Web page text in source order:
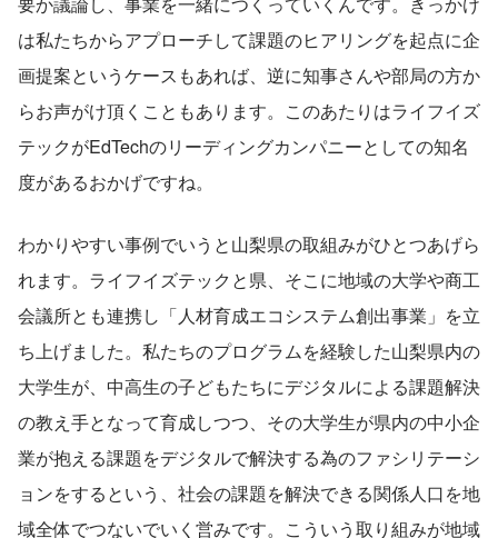
は私たちからアプローチして課題のヒアリングを起点に企
画提案というケースもあれば、逆に知事さんや部局の方か
らお声がけ頂くこともあります。このあたりはライフイズ
テックがEdTechのリーディングカンパニーとしての知名
度があるおかげですね。
わかりやすい事例でいうと山梨県の取組みがひとつあげら
れます。ライフイズテックと県、そこに地域の大学や商工
会議所とも連携し「人材育成エコシステム創出事業」を立
ち上げました。私たちのプログラムを経験した山梨県内の
大学生が、中高生の子どもたちにデジタルによる課題解決
の教え手となって育成しつつ、その大学生が県内の中小企
業が抱える課題をデジタルで解決する為のファシリテーシ
ョンをするという、社会の課題を解決できる関係人口を地
域全体でつないでいく営みです。こういう取り組みが地域